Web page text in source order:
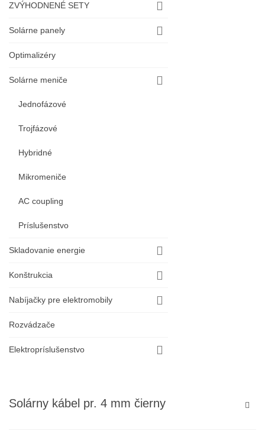
ZVÝHODNENÉ SETY
Solárne panely
Optimalizéry
Solárne meniče
Jednofázové
Trojfázové
Hybridné
Mikromeniče
AC coupling
Príslušenstvo
Skladovanie energie
Konštrukcia
Nabíjačky pre elektromobily
Rozvádzače
Elektropríslušenstvo
Solárny kábel pr. 4 mm čierny